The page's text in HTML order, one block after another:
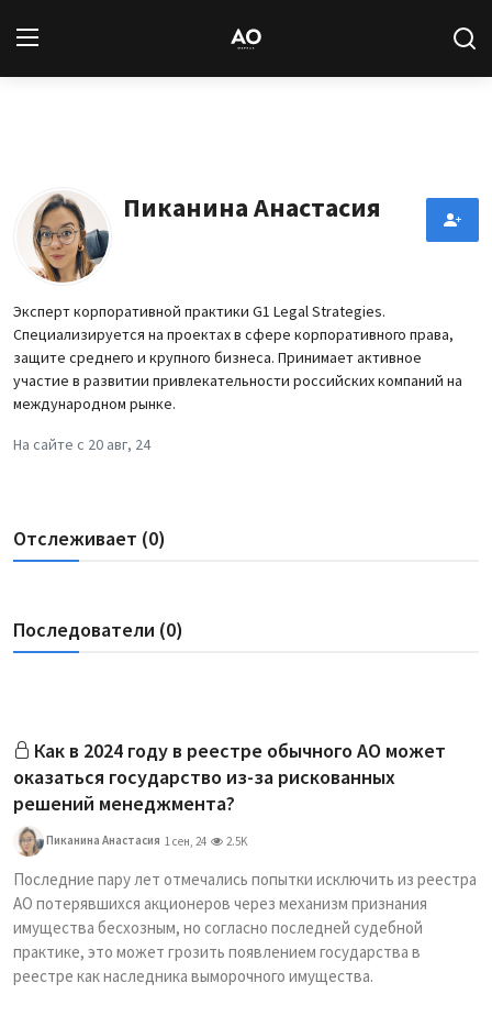
Новости
Статьи
Архив
База знаний
Подписка
Пиканина Анастасия
Эксперт корпоративной практики G1 Legal Strategies.
Специализируется на проектах в сфере корпоративного права,
защите среднего и крупного бизнеса. Принимает активное
участие в развитии привлекательности российских компаний на
международном рынке.
На сайте с 20 авг, 24
Отслеживает (0)
Последователи (0)
Как в 2024 году в реестре обычного АО может
оказаться государство из-за рискованных
решений менеджмента?
Пиканина Анастасия 1 сен, 24 2.5K
Последние пару лет отмечались попытки исключить из реестра
АО потерявшихся акционеров через механизм признания
имущества бесхозным, но согласно последней судебной
практике, это может грозить появлением государства в
реестре как наследника выморочного имущества.